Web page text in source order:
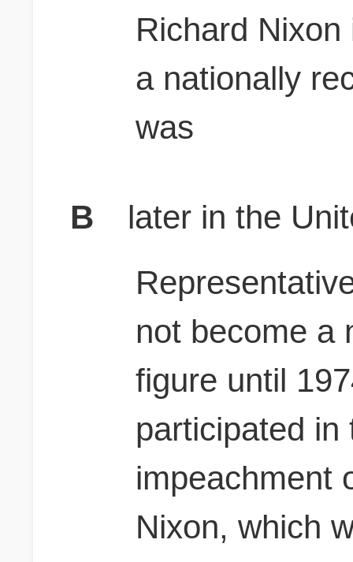
Richard
a nationally
was
B
later in the
not become a
figure until
participated in
impeachment
Nixon, which